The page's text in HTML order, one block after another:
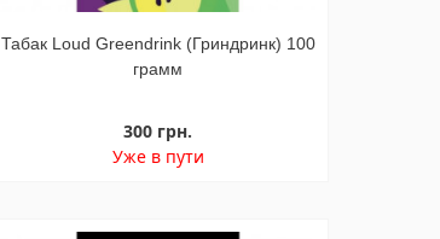
Табак Loud Greendrink (Гриндринк) 100
грамм
300 грн.
Уже в пути